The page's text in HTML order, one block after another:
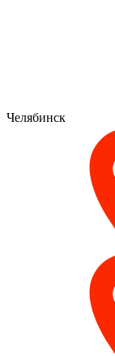
Челябинск